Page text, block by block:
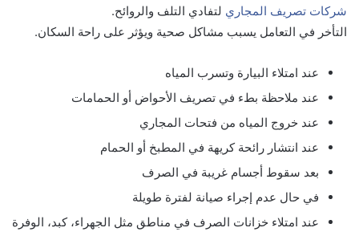
شركات تصريف المجاري لتفادي التلف والروائح.
التأخر في التعامل يسبب مشاكل صحية ويؤثر على راحة السكان.
عند امتلاء البيارة وتسرب المياه
عند ملاحظة بطء في تصريف الأحواض أو الحمامات
عند خروج المياه من فتحات المجاري
عند انتشار رائحة كريهة في المطبخ أو الحمام
بعد سقوط أجسام غريبة في الصرف
في حال عدم إجراء صيانة لفترة طويلة
عند امتلاء خزانات الصرف في مناطق مثل الجهراء، كبد، الوفرة